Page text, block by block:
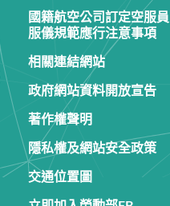
國籍航空公司訂定空服員
服儀規範應行注意事項
相關連結網站
政府網站資料開放宣告
著作權聲明
隱私權及網站安全政策
交通位置圖